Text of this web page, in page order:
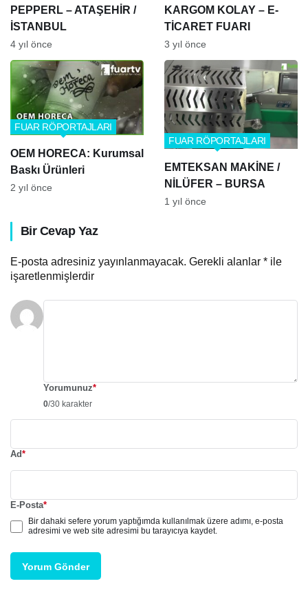
PEPPERL – ATAŞEHİR /
İSTANBUL
4 yıl önce
KARGOM KOLAY – E-
TİCARET FUARI
3 yıl önce
OEM HORECA: Kurumsal
Baskı Ürünleri
FUAR RÖPORTAJLARI
2 yıl önce
EMTEKSAN MAKİNE /
NİLÜFER – BURSA
FUAR RÖPORTAJLARI
1 yıl önce
Bir Cevap Yaz
E-posta adresiniz yayınlanmayacak. Gerekli alanlar * ile
işaretlenmişlerdir
Yorumunuz*
0/30 karakter
Ad*
E-Posta*
Bir dahaki sefere yorum yaptığımda kullanılmak üzere adımı, e-posta
adresimi ve web site adresimi bu tarayıcıya kaydet.
Yorum Gönder